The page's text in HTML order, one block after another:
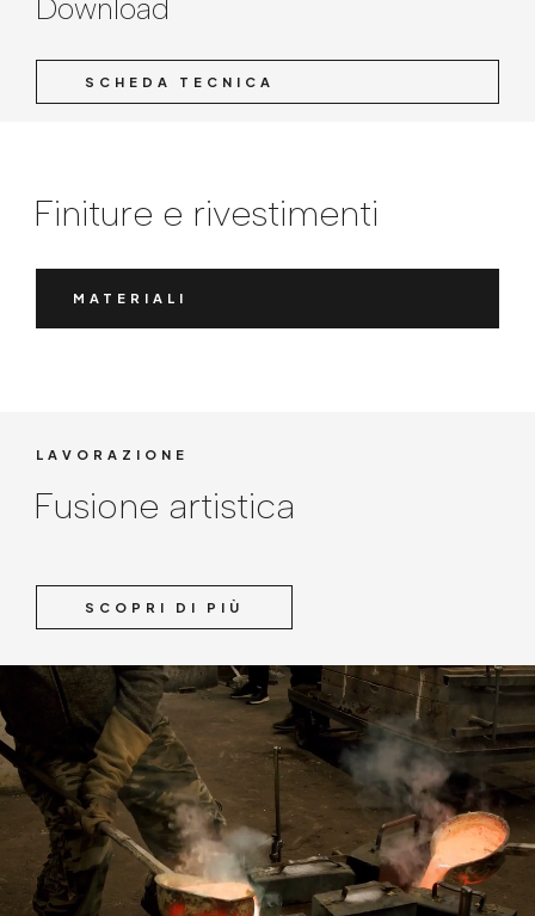
Download
SCHEDA TECNICA
Finiture e rivestimenti
MATERIALI
LAVORAZIONE
Fusione artistica
SCOPRI DI PIÙ